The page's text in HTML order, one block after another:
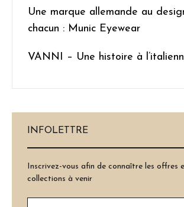
Une marque allemande au
chacun : Munic Eyewear
VANNI – Une histoire à
INFOLETTRE
Inscrivez-vous afin de connaître les offres
collections à venir